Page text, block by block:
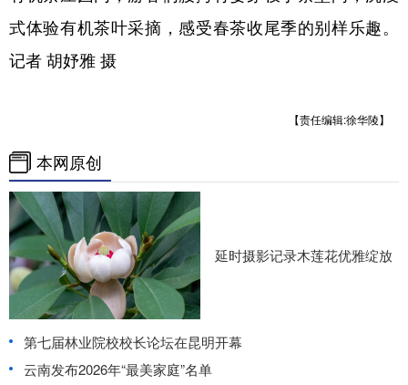
式体验有机茶叶采摘，感受春茶收尾季的别样乐趣。
记者 胡妤雅 摄
【责任编辑:徐华陵】
本网原创
延时摄影记录木莲花优雅绽放
第七届林业院校校长论坛在昆明开幕
云南发布2026年“最美家庭”名单